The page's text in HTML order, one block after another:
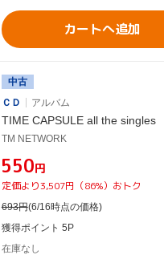
カートへ追加
中古
ＣＤ
アルバム
TIME CAPSULE all the singles
TM NETWORK
¥550円
定価より3,507円（86%）おトク
693円(6/16時点の価格)
獲得ポイント 5P
在庫なし